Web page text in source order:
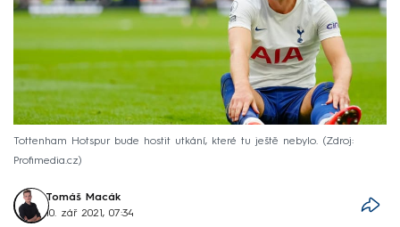
Tottenham Hotspur bude hostit utkání, které tu ještě nebylo.
Zdroj:
Profimedia.cz
Tomáš Macák
10. zář 2021, 07:34